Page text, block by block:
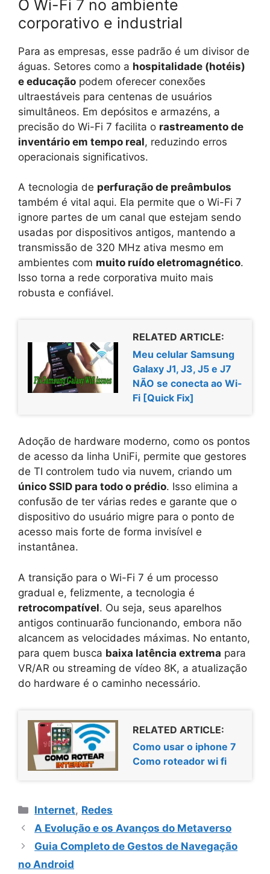
O Wi-Fi 7 no ambiente
corporativo e industrial
Para as empresas, esse padrão é um divisor de
águas. Setores como a hospitalidade (hotéis)
e educação podem oferecer conexões
ultraestáveis para centenas de usuários
simultâneos. Em depósitos e armazéns, a
precisão do Wi-Fi 7 facilita o rastreamento de
inventário em tempo real, reduzindo erros
operacionais significativos.
A tecnologia de perfuração de preâmbulos
também é vital aqui. Ela permite que o Wi-Fi 7
ignore partes de um canal que estejam sendo
usadas por dispositivos antigos, mantendo a
transmissão de 320 MHz ativa mesmo em
ambientes com muito ruído eletromagnético.
Isso torna a rede corporativa muito mais
robusta e confiável.
RELATED ARTICLE:
Meu celular Samsung
Galaxy J1, J3, J5 e J7
NÃO se conecta ao Wi-
Fi [Quick Fix]
Adoção de hardware moderno, como os pontos
de acesso da linha UniFi, permite que gestores
de TI controlem tudo via nuvem, criando um
único SSID para todo o prédio. Isso elimina a
confusão de ter várias redes e garante que o
dispositivo do usuário migre para o ponto de
acesso mais forte de forma invisível e
instantânea.
A transição para o Wi-Fi 7 é um processo
gradual e, felizmente, a tecnologia é
retrocompatível. Ou seja, seus aparelhos
antigos continuarão funcionando, embora não
alcancem as velocidades máximas. No entanto,
para quem busca baixa latência extrema para
VR/AR ou streaming de vídeo 8K, a atualização
do hardware é o caminho necessário.
RELATED ARTICLE:
Como usar o iphone 7
Como roteador wi fi
Categorias
Internet, Redes
A Evolução e os Avanços do Metaverso
Guia Completo de Gestos de Navegação
no Android